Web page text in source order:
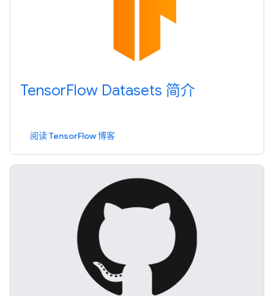
TensorFlow Datasets 简介
阅读 TensorFlow 博客